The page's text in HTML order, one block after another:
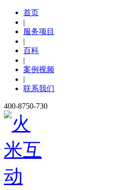
首页
|
服务项目
|
百科
|
案例视频
|
联系我们
400-8750-730